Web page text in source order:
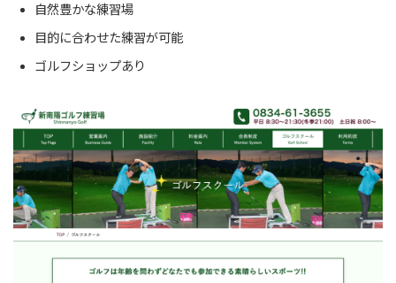
自然豊かな練習場
目的に合わせた練習が可能
ゴルフショップあり